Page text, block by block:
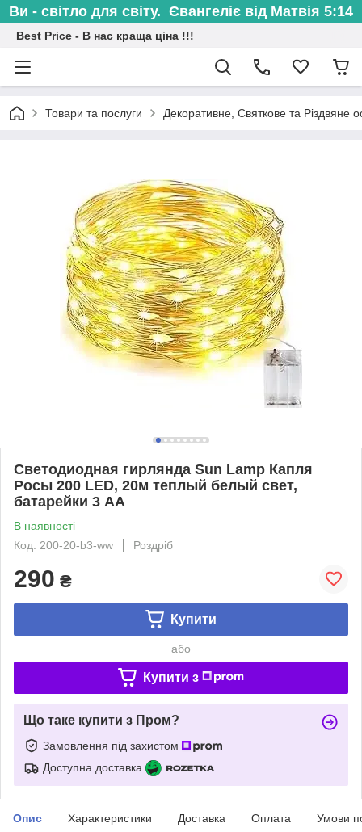
Ви - світло для світу. Євангеліє від Матвія 5:14
Best Price - В нас краща ціна !!!
Товари та послуги Декоративне, Святкове та Різдвяне
Светодиодная гирлянда Sun Lamp Капля
Росы 200 LED, 20м теплый белый свет,
батарейки 3 АА
В наявності
Код: 200-20-b3-ww
Роздріб
290 ₴
Купити
або
Купити з
Що таке купити з Пром?
Замовлення під захистом
Доступна доставка
Опис Характеристики Доставка Оплата Умови